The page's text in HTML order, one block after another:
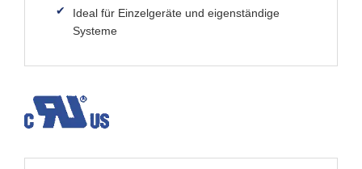
Ideal für Einzelgeräte und eigenständige
Systeme